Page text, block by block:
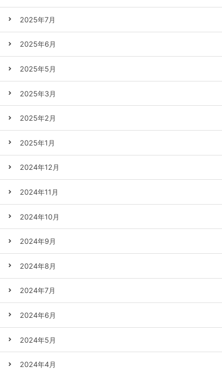
2025年7月
2025年6月
2025年5月
2025年3月
2025年2月
2025年1月
2024年12月
2024年11月
2024年10月
2024年9月
2024年8月
2024年7月
2024年6月
2024年5月
2024年4月